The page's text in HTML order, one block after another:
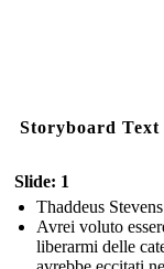
Storyboard Text
Slide: 1
Thaddeus Stevens
Avrei voluto
liberarmi delle